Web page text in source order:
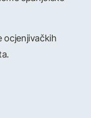
ocjenjivačkih